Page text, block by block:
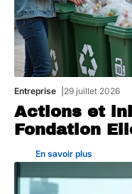
Entreprise 29 juillet 2026
Actions et
Fondation
En savoir plus